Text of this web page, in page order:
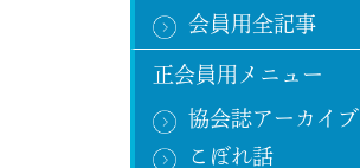
会員用全記事
正会員用メニュー
協会誌アーカイブ
こぼれ話